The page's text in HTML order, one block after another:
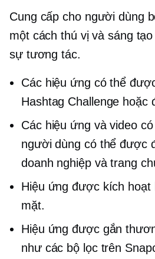
Cung cấp cho người dùng
một cách thú vị và sáng
sự tương tác.
Các hiệu ứng có thể
Hashtag Challenge hoặc
Các hiệu ứng và video
người dùng có thể được
doanh nghiệp và trang
Hiệu ứng được kích hoạt
mặt.
Hiệu ứng được gắn
như các bộ lọc trên